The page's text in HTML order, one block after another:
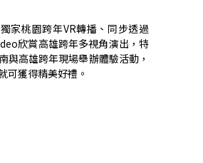
家桃園跨年VR轉播、同步透過
欣賞高雄跨年多視角演出，特
與高雄跨年現場舉辦體驗活動，
可獲得精美好禮。